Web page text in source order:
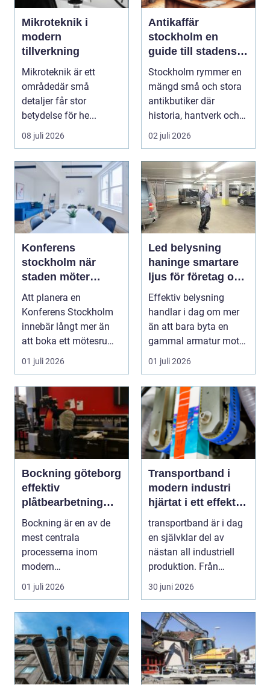
Mikroteknik i
modern
tillverkning
Mikroteknik är ett
områdedär små
detaljer får stor
betydelse för he...
08 juli 2026
Antikaffär
stockholm en
guide till stadens
dolda skatter
Stockholm rymmer en
mängd små och stora
antikbutiker där
historia, hantverk och
personlig stil möts....
02 juli 2026
Konferens
stockholm när
staden möter
skärgård och
landsbygd
Att planera en
Konferens Stockholm
innebär långt mer än
att boka ett mötesrum
och ordna fika. Företa...
01 juli 2026
Led belysning
haninge smartare
ljus för företag och
fastigheter
Effektiv belysning
handlar i dag om mer
än att bara byta en
gammal armatur mot
en ny. Företag, bosta...
01 juli 2026
Bockning göteborg
effektiv
plåtbearbetning
med precision
Bockning är en av de
mest centrala
processerna inom
modern
plåtbearbetning. I en
industriregion som ...
01 juli 2026
Transportband i
modern industri
hjärtat i ett effektivt
transportband är i dag
en självklar del av
nästan all industriell
produktion. Från
stenbrott och åte...
30 juni 2026